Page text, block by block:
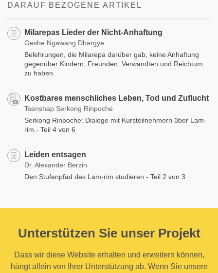
DARAUF BEZOGENE ARTIKEL
Milarepas Lieder der Nicht-Anhaftung
Geshe Ngawang Dhargye
Belehrungen, die Milarepa darüber gab, keine Anhaftung
gegenüber Kindern, Freunden, Verwandten und Reichtum
zu haben.
Kostbares menschliches Leben, Tod und Zuflucht
Tsenshap Serkong Rinpoche
Serkong Rinpoche: Dialoge mit Kursteilnehmern über Lam-
rim - Teil 4 von 6
Leiden entsagen
Dr. Alexander Berzin
Den Stufenpfad des Lam-rim studieren - Teil 2 von 3
Unterstützen Sie unser Projekt
Dass wir diese Website erhalten und erweitern können,
hängt allein von Ihrer Unterstützung ab. Wenn Sie unsere